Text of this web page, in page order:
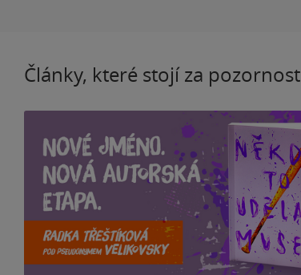
Články, které stojí za pozornost